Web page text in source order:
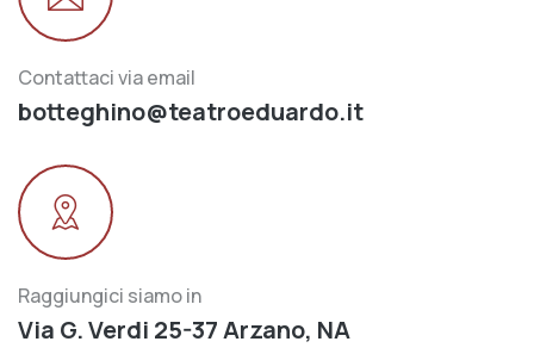
Contattaci via email
botteghino@teatroeduardo.it
Raggiungici siamo in
Via G. Verdi 25-37 Arzano, NA